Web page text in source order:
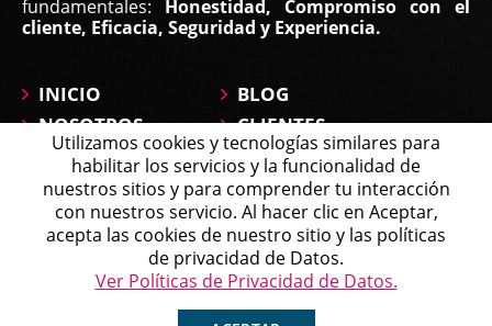
fundamentales: Honestidad, Compromiso con el
cliente, Eficacia, Seguridad y Experiencia.
INICIO
NOSOTROS
ÁREAS DE
PRÁCTICA
PREGUNTAS
BLOG
CLIENTES
CONTÁCTANOS
MAPA DEL SITIO
Política de Tratamiento de Datos
Copyright © 2026 Affirma Legal • Todos los derechos
Michell
Agente en Línea
Chatea ahora
Utilizamos cookies y tecnologías similares para
habilitar los servicios y la funcionalidad de
nuestros sitios y para comprender tu interacción
con nuestros servicio. Al hacer clic en Aceptar,
acepta las cookies de nuestro sitio y las políticas
de privacidad de Datos.
Ver Políticas de Privacidad de Datos.